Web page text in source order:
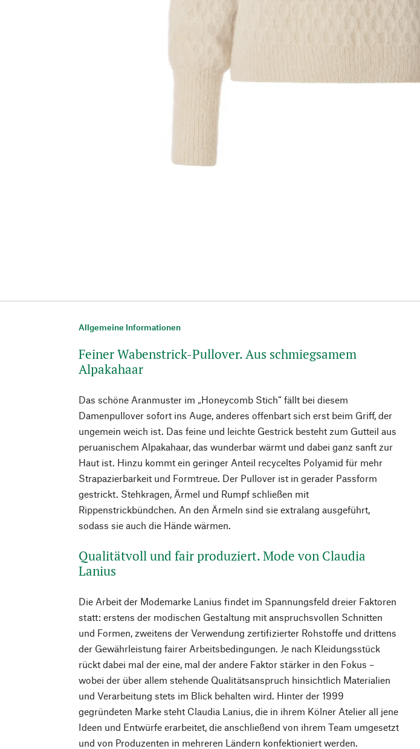
Allgemeine Informationen
Feiner Wabenstrick-Pullover. Aus schmiegsamem
Alpakahaar
Das schöne Aranmuster im „Honeycomb Stich“ fällt bei diesem
Damenpullover sofort ins Auge, anderes offenbart sich erst beim Griff, der
ungemein weich ist. Das feine und leichte Gestrick besteht zum Gutteil aus
peruanischem Alpakahaar, das wunderbar wärmt und dabei ganz sanft zur
Haut ist. Hinzu kommt ein geringer Anteil recyceltes Polyamid für mehr
Strapazierbarkeit und Formtreue. Der Pullover ist in gerader Passform
gestrickt. Stehkragen, Ärmel und Rumpf schließen mit
Rippenstrickbündchen. An den Ärmeln sind sie extralang ausgeführt,
sodass sie auch die Hände wärmen.
Qualitätvoll und fair produziert. Mode von Claudia
Lanius
Die Arbeit der Modemarke Lanius findet im Spannungsfeld dreier Faktoren
statt: erstens der modischen Gestaltung mit anspruchsvollen Schnitten
und Formen, zweitens der Verwendung zertifizierter Rohstoffe und drittens
der Gewährleistung fairer Arbeitsbedingungen. Je nach Kleidungsstück
rückt dabei mal der eine, mal der andere Faktor stärker in den Fokus –
wobei der über allem stehende Qualitätsanspruch hinsichtlich Materialien
und Verarbeitung stets im Blick behalten wird. Hinter der 1999
gegründeten Marke steht Claudia Lanius, die in ihrem Kölner Atelier all jene
Ideen und Entwürfe erarbeitet, die anschließend von ihrem Team umgesetzt
und von Produzenten in mehreren Ländern konfektioniert werden.